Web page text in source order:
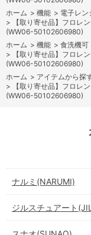
ホーム > 機能 > 電子レン
>
【取り寄せ品】フロレ
(WW06-50102606980)
ホーム > 機能 > 食洗機可
>
【取り寄せ品】フロレ
(WW06-50102606980)
ホーム > アイテムから探
>
【取り寄せ品】フロレ
(WW06-50102606980)
ナルミ(NARUMI)
ジルスチュアート